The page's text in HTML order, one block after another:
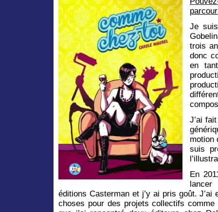
Je
trois
donc
en
J’ai
motion
suis
En
éditions Casterman et j’y ai pris goût. J’ai
choses pour des projets collectifs